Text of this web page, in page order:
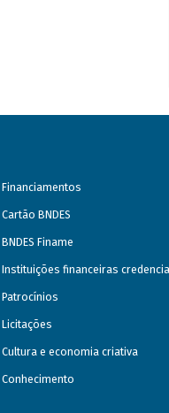
Financiamentos
Cartão BNDES
BNDES Finame
Instituições financeiras
Patrocínios
Licitações
Cultura e economia criativa
Conhecimento